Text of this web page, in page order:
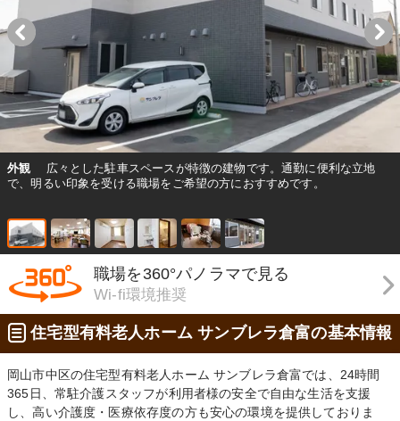
外観
広々とした駐車スペースが特徴の建物です。通勤に便利な立地
で、明るい印象を受ける職場をご希望の方におすすめです。
職場を360°パノラマで見る
Wi-fi環境推奨
住宅型有料老人ホーム サンブレラ倉富の基本情報
岡山市中区の住宅型有料老人ホーム サンブレラ倉富では、24時間
365日、常駐介護スタッフが利用者様の安全で自由な生活を支援
し、高い介護度・医療依存度の方も安心の環境を提供しておりま